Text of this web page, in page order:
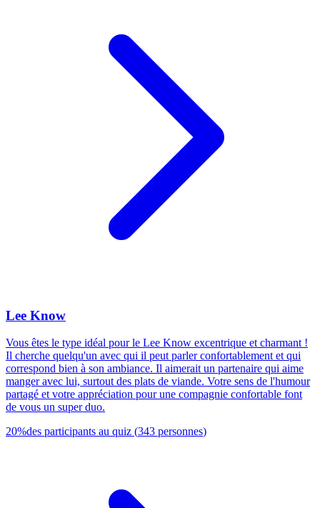
Lee Know
Vous êtes le type idéal pour le Lee Know excentrique et charmant !
Il cherche quelqu'un avec qui il peut parler confortablement et qui
correspond bien à son ambiance. Il aimerait un partenaire qui aime
manger avec lui, surtout des plats de viande. Votre sens de l'humour
partagé et votre appréciation pour une compagnie confortable font
de vous un super duo.
20%des participants au quiz (343 personnes)